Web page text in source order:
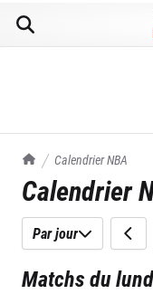
TrashTalk Actu NBA
Calendrier NBA
Calendrier
Par jour
Matchs du